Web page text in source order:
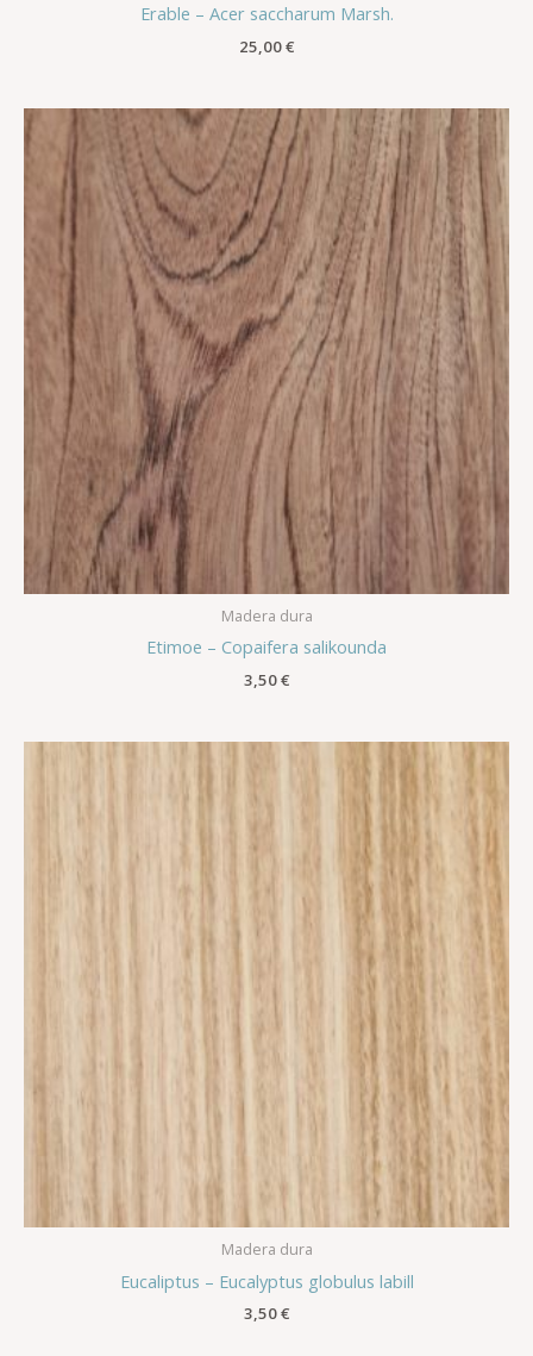
Erable – Acer saccharum Marsh.
25,00€
Madera dura
Etimoe – Copaifera salikounda
3,50€
Madera dura
Eucaliptus – Eucalyptus globulus labill
3,50€